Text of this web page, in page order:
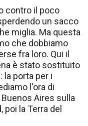
contro il poco
un sacco
miglia. Ma questa
che dobbiamo
fra loro. Qui il
è stato sostituito
la porta per i
l'ora di
Aires sulla
la Terra del